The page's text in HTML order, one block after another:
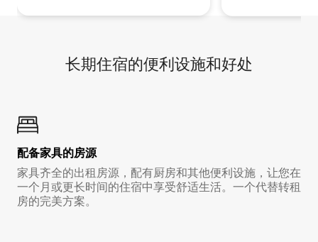
长期住宿的便利设施和好处
配备家具的房源
家具齐全的出租房源，配有厨房和其他便利设施，让您在
一个月或更长时间的住宿中享受舒适生活。一个代替转租
房的完美方案。